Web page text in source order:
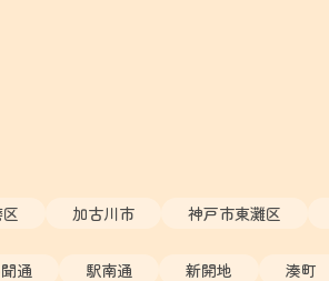
加古川市 神戸市東灘区
通 駅南通 新開地 湊町